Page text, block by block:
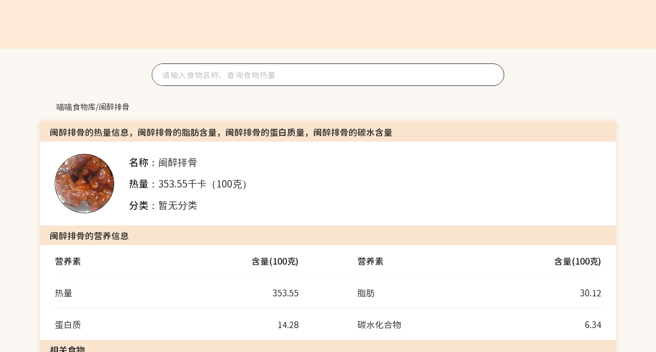
喵喵食物库/闽醉排骨
闽醉排骨的热量信息，闽醉排骨的脂肪含量，闽醉排骨的蛋白质量，闽醉排骨的碳水含量
名称： 闽醉排骨
热量： 353.55千卡（100克）
分类： 暂无分类
闽醉排骨的营养信息
营养素
含量(100克) 营养素 含量(100克)
热量 353.55 脂肪 30.12
蛋白质 14.28 碳水化合物
6.34